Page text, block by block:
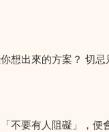
想出來的方案？ 切忌
不要有人阻礙」，便